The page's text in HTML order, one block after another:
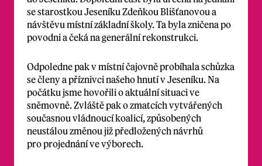
se starostkou Jeseníku Zdeňkou Blišťanovou a
návštěvu místní základní školy. Ta byla zničena po
povodni a čeká na generální rekonstrukci.
Odpoledne pak v místní čajovně probíhala schůzka
se členy a příznivci našeho hnutí v Jeseníku. Na
počátku jsme hovořili o aktuální situaci ve
sněmovně. Zvláště pak o zmatcích vytvářených
současnou vládnoucí koalicí, způsobených
neustálou změnou již předložených návrhů
pro projednání ve výborech.